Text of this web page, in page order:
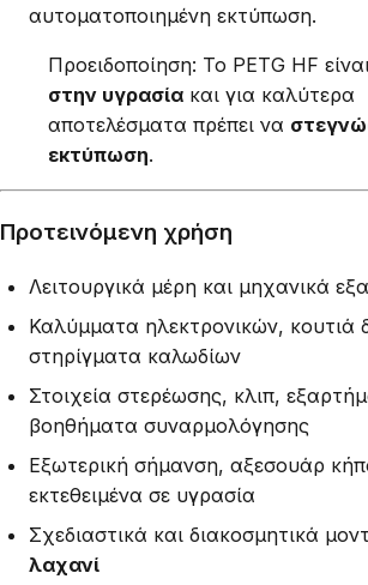
αυτοματοποιημένη εκτύπωση.
Προειδοποίηση: Το PETG HF
στην υγρασία και για καλύτερα
αποτελέσματα πρέπει να
εκτύπωση.
Προτεινόμενη χρήση
Λειτουργικά μέρη και μηχανικά
Καλύμματα ηλεκτρονικών, κουτιά
στηρίγματα καλωδίων
Στοιχεία στερέωσης, κλιπ,
βοηθήματα συναρμολόγησης
Εξωτερική σήμανση, αξεσουάρ
εκτεθειμένα σε υγρασία
Σχεδιαστικά και διακοσμητικά
λαχανί